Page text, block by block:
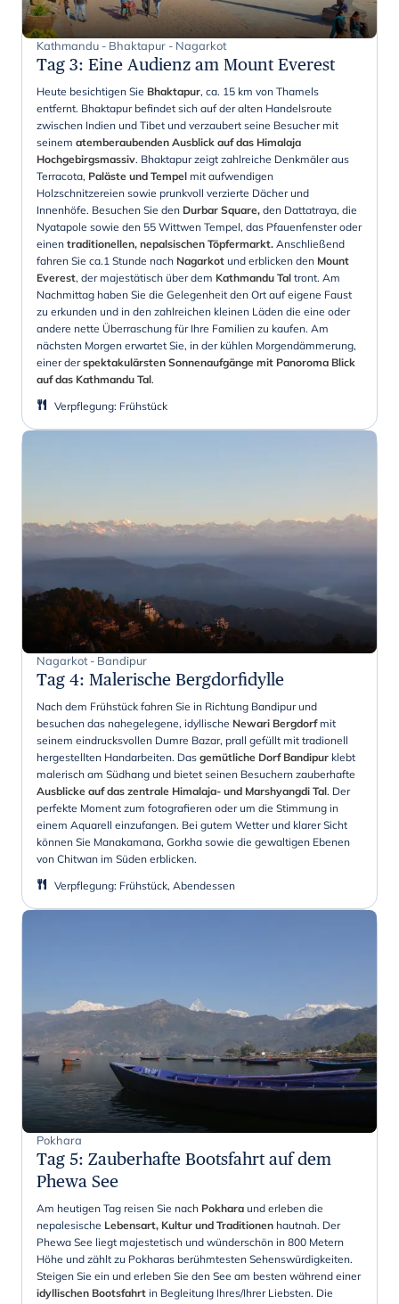
Kathmandu - Bhaktapur - Nagarkot
Tag 3: Eine Audienz am Mount Everest
Heute besichtigen Sie Bhaktapur, ca. 15 km von Thamels
entfernt. Bhaktapur befindet sich auf der alten Handelsroute
zwischen Indien und Tibet und verzaubert seine Besucher mit
seinem atemberaubenden Ausblick auf das Himalaja
Hochgebirgsmassiv. Bhaktapur zeigt zahlreiche Denkmäler aus
Terracota, Paläste und Tempel mit aufwendigen
Holzschnitzereien sowie prunkvoll verzierte Dächer und
Innenhöfe. Besuchen Sie den Durbar Square, den Dattatraya, die
Nyatapole sowie den 55 Wittwen Tempel, das Pfauenfenster oder
einen traditionellen, nepalsischen Töpfermarkt. Anschließend
fahren Sie ca.1 Stunde nach Nagarkot und erblicken den Mount
Everest, der majestätisch über dem Kathmandu Tal tront. Am
Nachmittag haben Sie die Gelegenheit den Ort auf eigene Faust
zu erkunden und in den zahlreichen kleinen Läden die eine oder
andere nette Überraschung für Ihre Familien zu kaufen. Am
nächsten Morgen erwartet Sie, in der kühlen Morgendämmerung,
einer derspektakulärsten Sonnenaufgänge mit Panoroma Blick
auf das Kathmandu Tal.
Verpflegung: Frühstück
Nagarkot - Bandipur
Tag 4: Malerische Bergdorfidylle
Nach dem Frühstück fahren Sie in Richtung Bandipur und
besuchen das nahegelegene, idyllische Newari Bergdorfmit
seinem eindrucksvollen Dumre Bazar, prall gefüllt mit tradionell
hergestellten Handarbeiten. Das gemütliche Dorf Bandipur klebt
malerisch am Südhang und bietet seinen Besuchern zauberhafte
Ausblicke auf das zentrale Himalaja- und Marshyangdi Tal. Der
perfekte Moment zum fotografieren oder um die Stimmung in
einem Aquarell einzufangen. Bei gutem Wetter und klarer Sicht
können Sie Manakamana, Gorkha sowie die gewaltigen Ebenen
von Chitwan im Süden erblicken.
Verpflegung: Frühstück, Abendessen
Pokhara
Tag 5: Zauberhafte Bootsfahrt auf dem
Phewa See
Am heutigen Tag reisen Sie nach Pokhara und erleben die
nepalesische Lebensart, Kultur und Traditionen hautnah. Der
Phewa See liegt majestetisch und wünderschön in 800 Metern
Höhe und zählt zu Pokharas berühmtesten Sehenswürdigkeiten.
Steigen Sie ein und erleben Sie den See am besten während einer
idyllischen Bootsfahrt in Begleitung Ihres/Ihrer Liebsten. Die